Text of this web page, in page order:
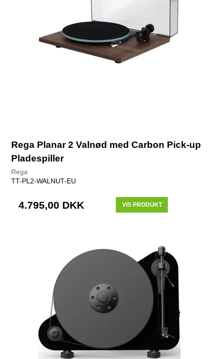
Rega Planar 2 Valnød med Carbon Pick-up
Pladespiller
Rega
TT-PL2-WALNUT-EU
4.795,00 DKK VIS PRODUKT